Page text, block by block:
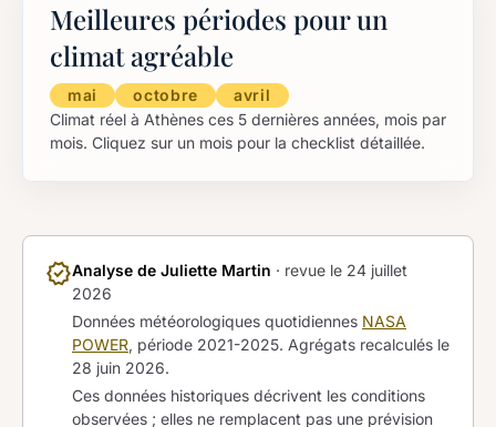
Meilleures périodes pour un
climat agréable
mai octobre
avril
Climat réel à Athènes ces 5 dernières années, mois par
mois. Cliquez sur un mois pour la checklist détaillée.
verifiedAnalyse de Juliette Martin · revue le 24 juillet
2026
Données météorologiques quotidiennes NASA
POWER, période 2021-2025. Agrégats recalculés le
28 juin 2026.
Ces données historiques décrivent les conditions
observées ; elles ne remplacent pas une prévision